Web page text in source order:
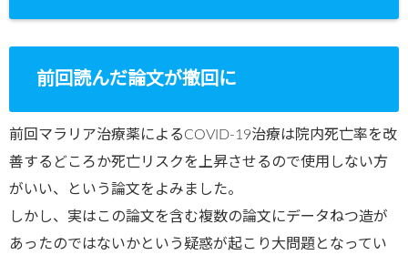
前回読んだ論文が撤回に
前回マラリア治療薬によるCOVID-19治療は院内死亡率を改
善するどころか死亡リスクを上昇させるので使用しない方
がいい、という論文をよみました。
しかし、実はこの論文を含む複数の論文にデータねつ造が
あったのではないかという疑惑が起こり大問題となってい